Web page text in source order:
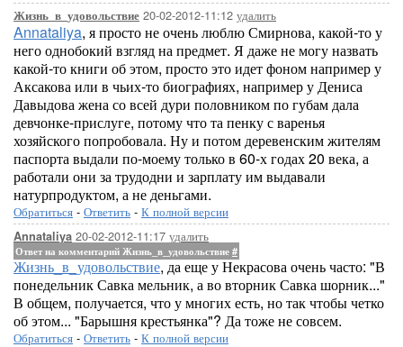
Жизнь_в_удовольствие 20-02-2012-11:12 удалить
Annataliya, я просто не очень люблю Смирнова, какой-то у
него однобокий взгляд на предмет. Я даже не могу назвать
какой-то книги об этом, просто это идет фоном например у
Аксакова или в чьих-то биографиях, например у Дениса
Давыдова жена со всей дури половником по губам дала
девчонке-прислуге, потому что та пенку с варенья
хозяйского попробовала. Ну и потом деревенским жителям
паспорта выдали по-моему только в 60-х годах 20 века, а
работали они за трудодни и зарплату им выдавали
натурпродуктом, а не деньгами.
Обратиться - Ответить - К полной версии
Annataliya 20-02-2012-11:17 удалить
Ответ на комментарий Жизнь_в_удовольствие #
Жизнь_в_удовольствие, да еще у Некрасова очень часто: "В
понедельник Савка мельник, а во вторник Савка шорник..."
В общем, получается, что у многих есть, но так чтобы четко
об этом... "Барышня крестьянка"? Да тоже не совсем.
Обратиться - Ответить - К полной версии